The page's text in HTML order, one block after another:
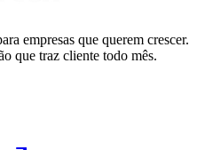
empresas que querem crescer.
que traz cliente todo mês.